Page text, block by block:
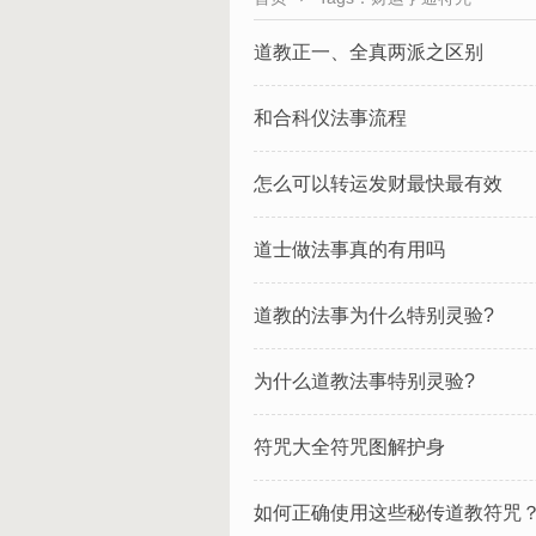
道教正一、全真两派之区别
和合科仪法事流程
怎么可以转运发财最快最有效
道士做法事真的有用吗
道教的法事为什么特别灵验?
为什么道教法事特别灵验?
符咒大全符咒图解护身
如何正确使用这些秘传道教符咒